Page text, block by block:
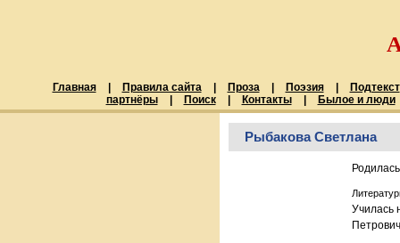
Главная Правила сайта Проза Поэзия
Подтекст
партнёры
Поиск Контакты Былое и люди
Рыбакова Светлана
Училась